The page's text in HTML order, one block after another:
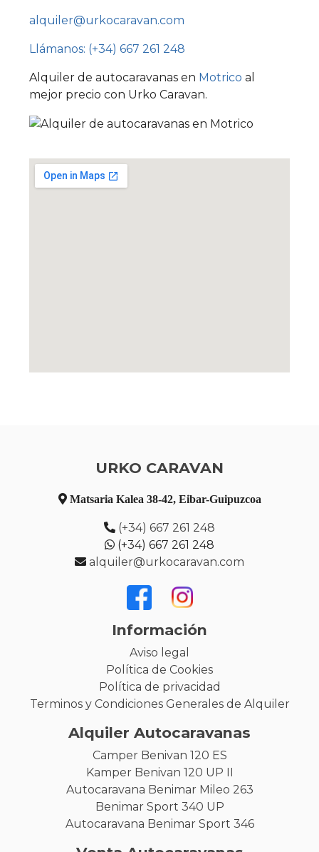
alquiler@urkocaravan.com
Llámanos: (+34) 667 261 248
Alquiler de autocaravanas en Motrico al
mejor precio con Urko Caravan.
URKO CARAVAN
Matsaria Kalea 38-42, Eibar-Guipuzcoa
(+34) 667 261 248
(+34) 667 261 248
alquiler@urkocaravan.com
Información
Aviso legal
Política de Cookies
Política de privacidad
Terminos y Condiciones Generales de Alquiler
Alquiler Autocaravanas
Camper Benivan 120 ES
Kamper Benivan 120 UP II
Autocaravana Benimar Mileo 263
Benimar Sport 340 UP
Autocaravana Benimar Sport 346